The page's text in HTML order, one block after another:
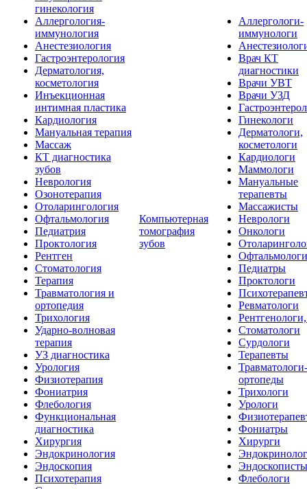
гинекология
Аллергология-
иммунология
Анестезиология
Гастроэнтерология
Дерматология,
косметология
Инъекционная
интимная пластика
Кардиология
Мануальная терапия
Массаж
КТ диагностика
зубов
Неврология
Озонотерапия
Отоларингология
Офтальмология
Педиатрия
Проктология
Рентген
Стоматология
Терапия
Травматология и
ортопедия
Трихология
Ударно-волновая
терапия
УЗ диагностика
Урология
Физиотерапия
Фониатрия
Флебология
Функциональная
диагностика
Хирургия
Эндокринология
Эндоскопия
Психотерапия
Компьютерная
томография
зубов
Аллергологи-
иммунологи
Врач КТ
диагностики
Врачи УВТ
Врачи УЗД
Гинекологи
Дерматологи,
косметологи
Кардиологи
Маммологи
Мануальные
терапевты
Массажисты
Неврологи
Онкологи
Офтальмологи
Педиатры
Проктологи
Ревматологи
Стоматологи
Сурдологи
Терапевты
Травматологи-
ортопеды
Трихологи
Урологи
Фониатры
Хирурги
Эндоскописты
Флебологи